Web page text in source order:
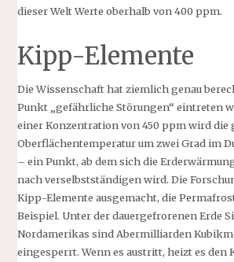
dieser Welt Werte oberhalb von 400 ppm.
Kipp-Elemente
Die Wissenschaft hat ziemlich genau
Punkt „gefährliche Störungen“ eintreten
einer Konzentration von 450 ppm wird die
Oberflächentemperatur um zwei Grad im
– ein Punkt, ab dem sich die
nach verselbstständigen wird. Die
Kipp-Elemente ausgemacht, die
Beispiel. Unter der dauergefrorenen Erde
Nordamerikas sind Abermilliarden
eingesperrt. Wenn es austritt, heizt es den